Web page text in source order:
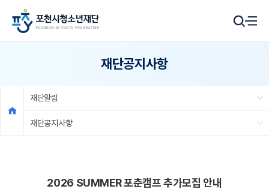
재단공지사항
재단알림
재단공지사항
2026 SUMMER 포춘캠프 추가모집 안내